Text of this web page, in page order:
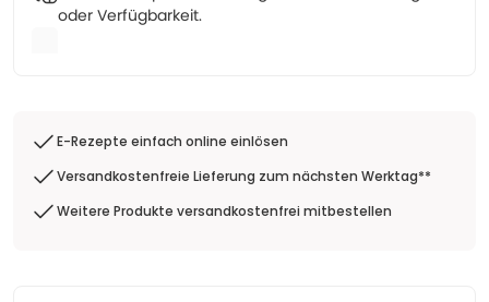
oder Verfügbarkeit.
E-Rezepte einfach online einlösen
Versandkostenfreie Lieferung zum nächsten Werktag**
Weitere Produkte versandkostenfrei mitbestellen